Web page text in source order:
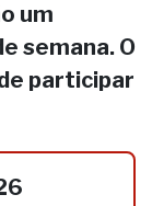
um
semana. O
participar